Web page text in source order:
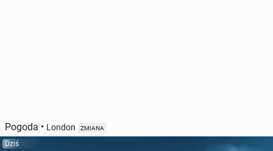
Pogoda • London ZMIANA
Dziś